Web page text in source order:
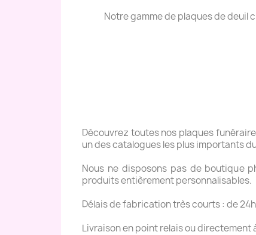
Notre gamme de plaques de deuil
Découvrez toutes nos plaques
un des catalogues les plus importants
Nous ne disposons pas de boutique
produits entièrement personnalisables.
Délais de fabrication très courts : de
Livraison en point relais ou directement